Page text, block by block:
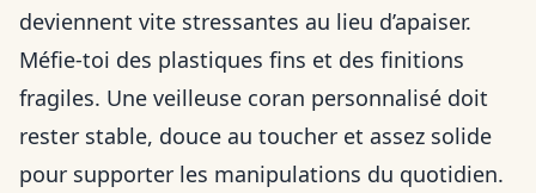
deviennent vite stressantes au lieu d’apaiser.
Méfie-toi des plastiques fins et des finitions
fragiles. Une veilleuse coran personnalisé doit
rester stable, douce au toucher et assez solide
pour supporter les manipulations du quotidien.